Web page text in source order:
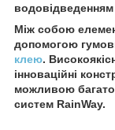
Між собою
допомогою
клею.
інноваційні
можливою
систем RainWay.